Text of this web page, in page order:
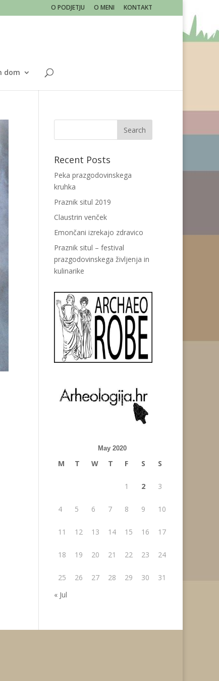
O PODJETJU O MENI KONTAKT
dom
Recent Posts
Peka prazgodovinskega
kruhka
Praznik situl 2019
Claustrin venček
Emončani izrekajo zdravico
Praznik situl – festival
prazgodovinskega življenja in
kulinarike
May 2020
M T W T F S S
1 2 3
4 5 6 7 8 9 10
11 12 13 14 15 16 17
18 19 20 21 22 23 24
25 26 27 28 29 30
31
« Jul